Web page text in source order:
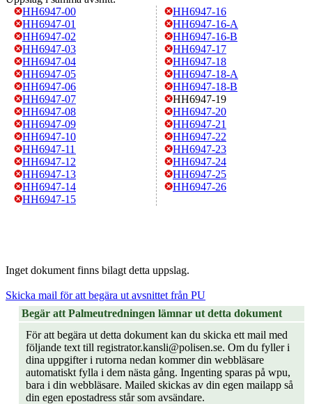
HH6947-00
HH6947-01
HH6947-02
HH6947-03
HH6947-04
HH6947-05
HH6947-06
HH6947-07
HH6947-08
HH6947-09
HH6947-10
HH6947-11
HH6947-12
HH6947-13
HH6947-14
HH6947-15
HH6947-16
HH6947-16-A
HH6947-16-B
HH6947-17
HH6947-18
HH6947-18-A
HH6947-18-B
HH6947-19
HH6947-20
HH6947-21
HH6947-22
HH6947-23
HH6947-24
HH6947-25
HH6947-26
Inget dokument finns bilagt detta uppslag.
Skicka mail för att begära ut avsnittet från PU
Begär att Palmeutredningen lämnar ut detta dokument
För att begära ut detta dokument kan du skicka ett mail med
följande text till registrator.kansli@polisen.se. Om du fyller i
dina uppgifter i rutorna nedan kommer din webbläsare
automatiskt fylla i dem nästa gång. Ingenting sparas på wpu,
bara i din webbläsare. Mailed skickas av din egen mailapp så
din egen epostadress står som avsändare.